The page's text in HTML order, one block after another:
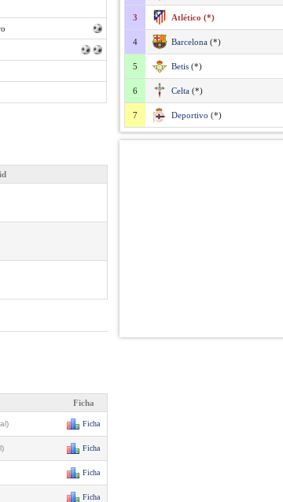
Ficha
Ficha
Ficha
Ficha
Ficha
3 Atlético (*)
4 Barcelona (*)
5 Betis (*)
6 Celta (*)
7 Deportivo (*)